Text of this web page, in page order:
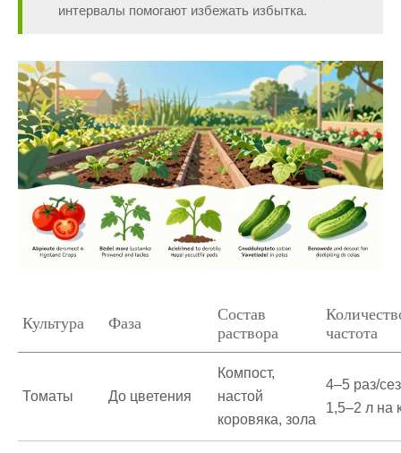
интервалы помогают избежать избытка.
Культура Фаза
Состав
раствора
частота
Томаты До цветения
Компост,
настой
коровяка, зола
4–5 раз/
1,5–2 л на